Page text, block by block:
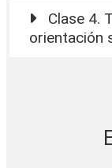
Clase 4.
orientación